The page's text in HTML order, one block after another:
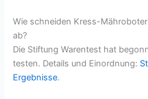
Wie schneiden Kress-
ab?
Die Stiftung Warentest hat
testen. Details und Einordnung:
Ergebnisse.